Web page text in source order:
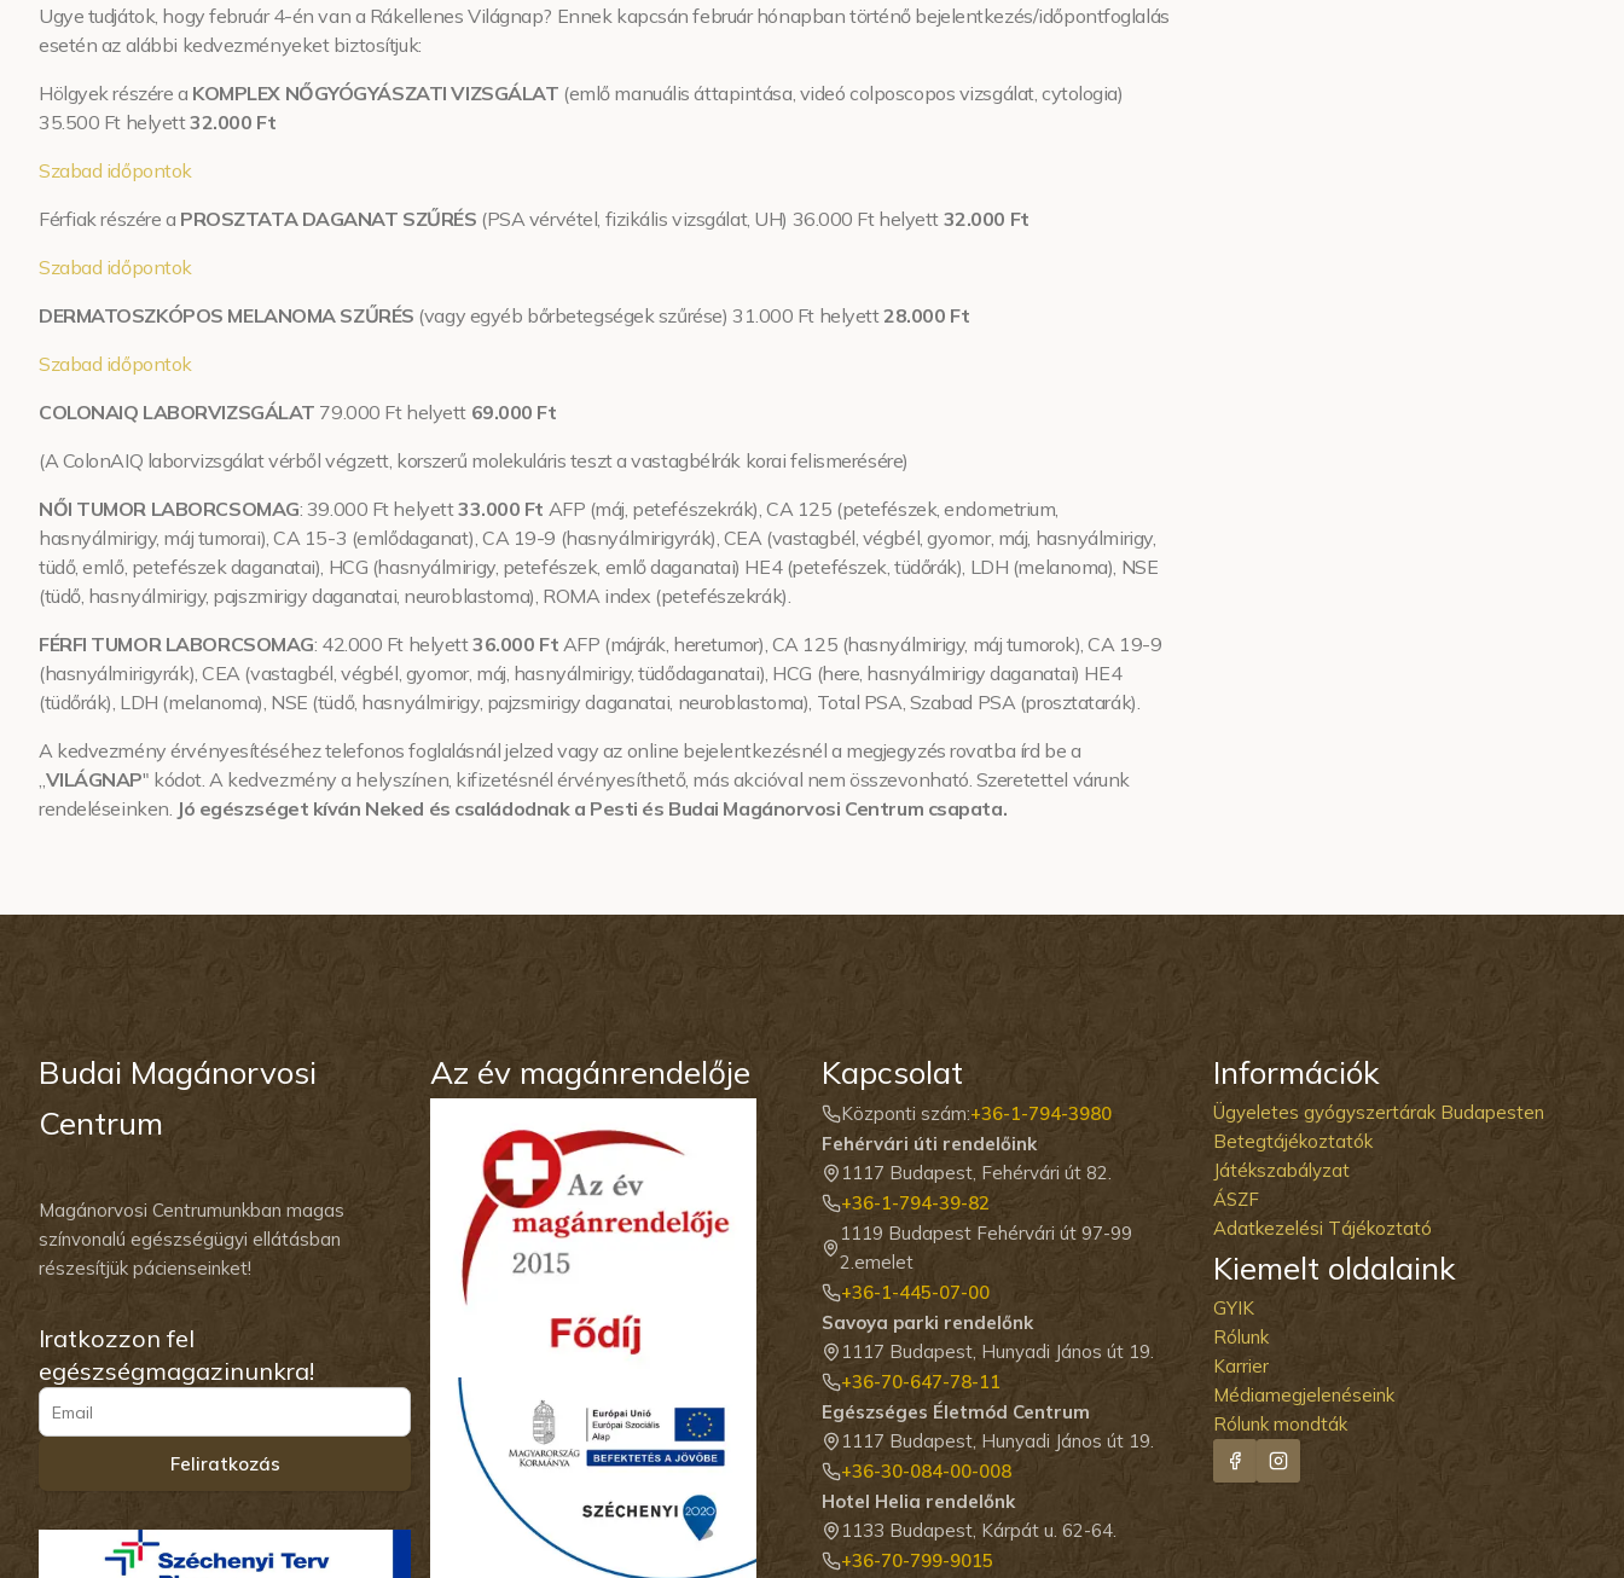
Ugye tudjátok, hogy február 4-én van a Rákellenes Világnap? Ennek kapcsán február hónapban történő bejelentkezés/időpontfoglalás
esetén az alábbi kedvezményeket biztosítjuk:
Hölgyek részére a KOMPLEX NŐGYÓGYÁSZATI VIZSGÁLAT (emlő manuális áttapintása, videó colposcopos vizsgálat, cytologia)
35.500 Ft helyett32.000 Ft
Szabad időpontok
Férfiak részére a PROSZTATA DAGANAT SZŰRÉS (PSA vérvétel, fizikális vizsgálat, UH) 36.000 Ft helyett 32.000 Ft
Szabad időpontok
DERMATOSZKÓPOS MELANOMA SZŰRÉS (vagy egyéb bőrbetegségek szűrése) 31.000 Ft helyett28.000 Ft
Szabad időpontok
COLONAIQ LABORVIZSGÁLAT 79.000 Ft helyett 69.000 Ft
(A ColonAIQ laborvizsgálat vérből végzett, korszerű molekuláris teszt a vastagbélrák korai felismerésére)
NŐI TUMOR LABORCSOMAG: 39.000 Ft helyett33.000 Ft AFP (máj, petefészekrák), CA 125 (petefészek, endometrium,
hasnyálmirigy, máj tumorai), CA 15-3 (emlődaganat), CA 19-9 (hasnyálmirigyrák), CEA (vastagbél, végbél, gyomor, máj, hasnyálmirigy,
tüdő, emlő, petefészek daganatai), HCG (hasnyálmirigy, petefészek, emlő daganatai) HE4 (petefészek, tüdőrák), LDH (melanoma), NSE
(tüdő, hasnyálmirigy, pajszmirigy daganatai, neuroblastoma), ROMA index (petefészekrák).
FÉRFI TUMOR LABORCSOMAG: 42.000 Ft helyett36.000 Ft AFP (májrák, heretumor), CA 125 (hasnyálmirigy, máj tumorok), CA 19-9
(hasnyálmirigyrák), CEA (vastagbél, végbél, gyomor, máj, hasnyálmirigy, tüdődaganatai), HCG (here, hasnyálmirigy daganatai) HE4
(tüdőrák), LDH (melanoma), NSE (tüdő, hasnyálmirigy, pajzsmirigy daganatai, neuroblastoma), Total PSA, Szabad PSA (prosztatarák).
A kedvezmény érvényesítéséhez telefonos foglalásnál jelzed vagy az online bejelentkezésnél a megjegyzés rovatba írd be a
VILÁGNAP″ kódot. A kedvezmény a helyszínen, kifizetésnél érvényesíthető, más akcióval nem összevonható. Szeretettel várunk
rendeléseinken. Jó egészséget kíván Neked és családodnak a Pesti és Budai Magánorvosi Centrum csapata.
Budai Magánorvosi
Centrum
Magánorvosi Centrumunkban magas
színvonalú egészségügyi ellátásban
részesítjük pácienseinket!
Iratkozzon fel
egészségmagazinunkra!
Feliratkozás
Az év magánrendelője Kapcsolat
Központi szám:+36-1-794-3980
Fehérvári úti rendelőink
1117 Budapest, Fehérvári út 82.
+36-1-794-39-82
1119 Budapest Fehérvári út 97-99
2.emelet
+36-1-445-07-00
Savoya parki rendelőnk
1117 Budapest, Hunyadi János út 19.
+36-70-647-78-11
Egészséges Életmód Centrum
1117 Budapest, Hunyadi János út 19.
+36-30-084-00-008
Hotel Helia rendelőnk
1133 Budapest, Kárpát u. 62-64.
+36-70-799-9015
Információk
Ügyeletes gyógyszertárak Budapesten
Betegtájékoztatók
Játékszabályzat
ÁSZF
Adatkezelési Tájékoztató
Kiemelt oldalaink
GYIK
Rólunk
Karrier
Médiamegjelenéseink
Rólunk mondták